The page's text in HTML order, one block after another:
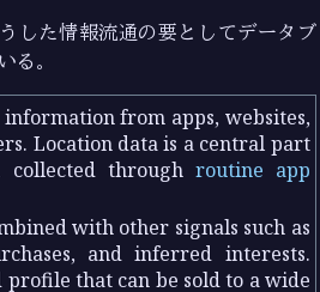
した情報流通の要としてデータブ
る。
from apps, websites,
Location data is a central part
through routine app
with other signals such as
and inferred interests.
that can be sold to a wide